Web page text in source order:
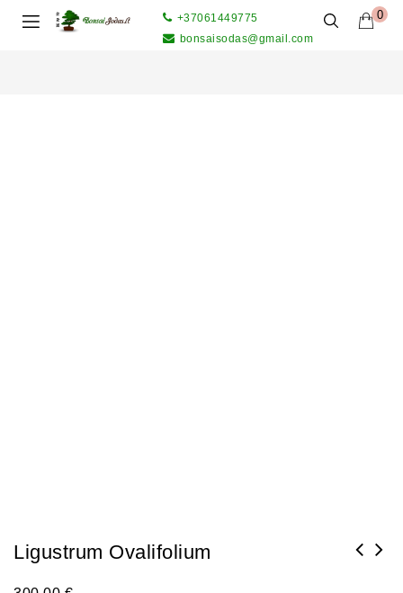
0
+37061449775
bonsaisodas@gmail.com
Ligustrum Ovalifolium